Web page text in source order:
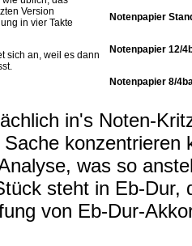
Version
in vier Takte
sich an, weil es dann
Notenpapier
Notenpapier 12/
Notenpapier 8/
in's Noten-
konzentrieren
was so
steht in Eb-Dur,
von Eb-Dur-